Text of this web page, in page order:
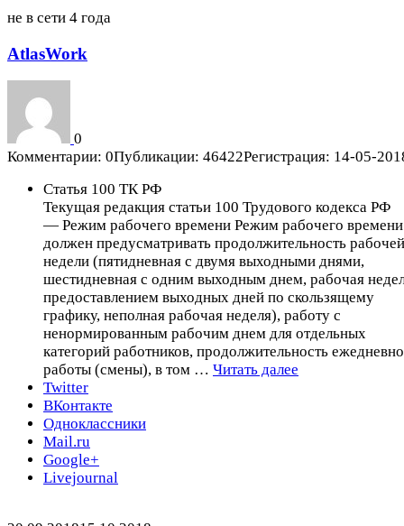
не в сети 4 года
AtlasWork
0
Комментарии: 0Публикации: 46422Регистрация: 14-05-
Статья 100 ТК РФ
Текущая редакция статьи 100 Трудового кодекса РФ
— Режим рабочего времени Режим рабочего времени
должен предусматривать продолжительность рабочей
недели (пятидневная с двумя выходными днями,
шестидневная с одним выходным днем, рабочая
предоставлением выходных дней по скользящему
графику, неполная рабочая неделя), работу с
ненормированным рабочим днем для отдельных
категорий работников, продолжительность
работы (смены), в том … Читать далее
Twitter
ВКонтакте
Одноклассники
Mail.ru
Google+
Livejournal